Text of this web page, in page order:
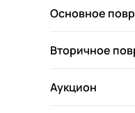
Основное
Вторичное
Аукцион